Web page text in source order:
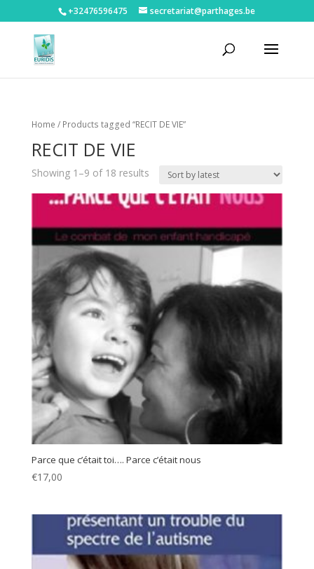
+32476596475‬ secretariat@parthages.be
Home / Products tagged “RECIT DE VIE”
RECIT DE VIE
Showing 1–9 of 18 results
Parce que c’était toi…. Parce c’était nous
€17,00